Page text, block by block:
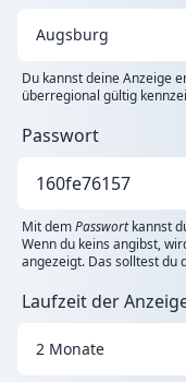
Du kannst deine Anzeige
überregional gültig
Passwort
Mit demPasswortkannst
Wenn du keins angibst,
angezeigt. Das solltest du
Laufzeit der